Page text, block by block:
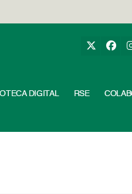
DIGITAL RSE